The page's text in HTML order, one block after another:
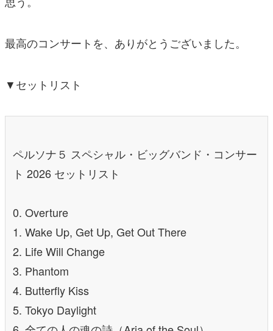
最高のコンサートを、ありがとうございました。
▼セットリスト
ペルソナ５ スペシャル・ビッグバンド・コンサー
ト 2026 セットリスト
0. Overture
1. Wake Up, Get Up, Get Out There
2. Life Will Change
3. Phantom
4. Butterfly Kiss
5. Tokyo Daylight